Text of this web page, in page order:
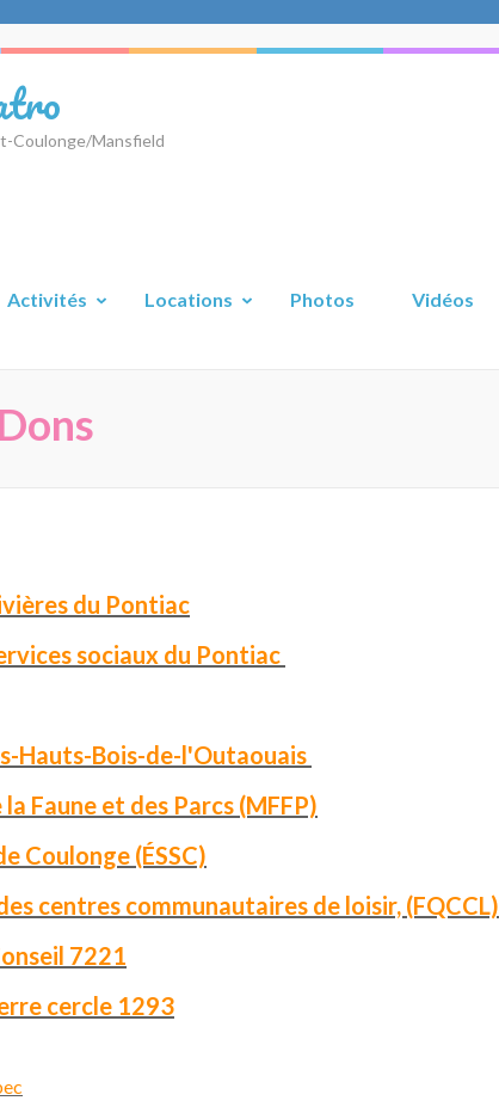
Coulonge/Mansfield
Activités Locations Photos Vidéos
du Pontiac
sociaux du Pontiac
Hauts-Bois-de-l'Outaouais
Faune et des Parcs (MFFP)
Coulonge (ÉSSC)
centres communautaires de loisir, (FQCCL)
7221
cercle 1293